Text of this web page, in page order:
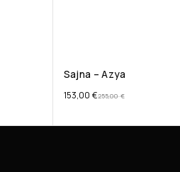
Sajna – Azya
255,00€
153,00 €